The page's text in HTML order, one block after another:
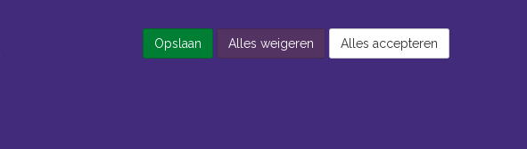
Opslaan Alles weigeren Alles accepteren